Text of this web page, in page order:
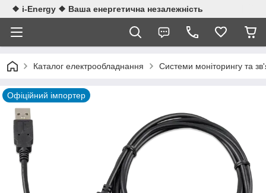
❖ i-Energy ❖ Ваша енергетична незалежність
Каталог електрообладнання Системи моніторингу та
Офіційний імпортер